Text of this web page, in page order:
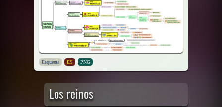
Esquema ES PNG
Los reinos